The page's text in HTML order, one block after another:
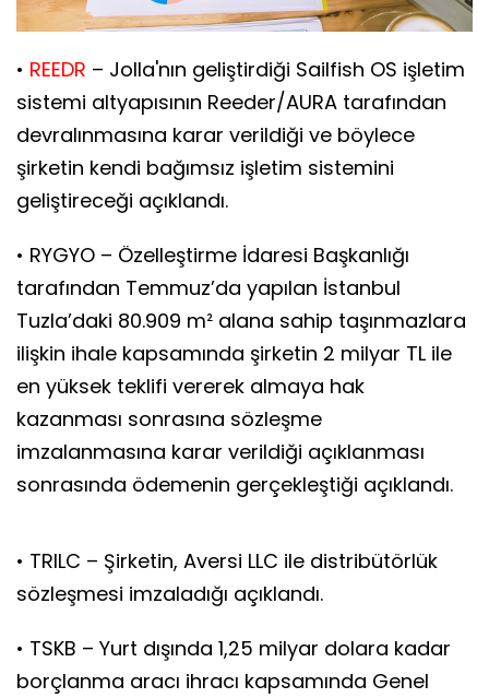
• REEDR – Jolla'nın geliştirdiği Sailfish OS işletim
sistemi altyapısının Reeder/AURA tarafından
devralınmasına karar verildiği ve böylece
şirketin kendi bağımsız işletim sistemini
geliştireceği açıklandı.
• RYGYO – Özelleştirme İdaresi Başkanlığı
tarafından Temmuz’da yapılan İstanbul
Tuzla’daki 80.909 m² alana sahip taşınmazlara
ilişkin ihale kapsamında şirketin 2 milyar TL ile
en yüksek teklifi vererek almaya hak
kazanması sonrasına sözleşme
imzalanmasına karar verildiği açıklanması
sonrasında ödemenin gerçekleştiği açıklandı.
• TRILC – Şirketin, Aversi LLC ile distribütörlük
sözleşmesi imzaladığı açıklandı.
• TSKB – Yurt dışında 1,25 milyar dolara kadar
borçlanma aracı ihracı kapsamında Genel